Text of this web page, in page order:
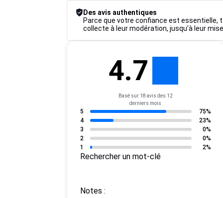
Des avis authentiques
Parce que votre confiance est essentielle,
collecte à leur modération, jusqu’à leur
4.7
Basé sur 18 avis des 12
derniers mois
5
75%
4
23%
3
0%
2
0%
1
2%
Rechercher un mot-clé
Notes :